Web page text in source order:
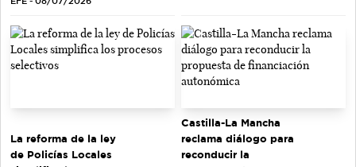
La reforma de la ley
de Policías Locales
Castilla-La Mancha
reclama diálogo para
reconducir la